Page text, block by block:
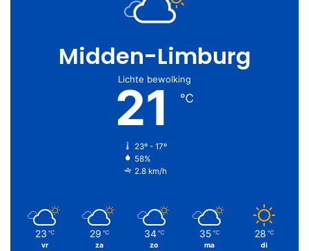
Midden-Limburg
Lichte bewolking
21 ℃
23º - 17º
58%
2.8 km/h
23 ℃
vr
29 ℃
za
34 ℃
zo
35 ℃
ma
28 ℃
di